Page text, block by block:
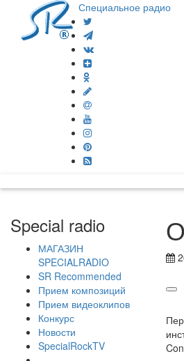
Специальное радио
Special radio
МАГАЗИН
SPECIALRADIO
SR Recommended
Прием композиций
Прием видеоклипов
Конкурс
Новости
SpecialRockTV